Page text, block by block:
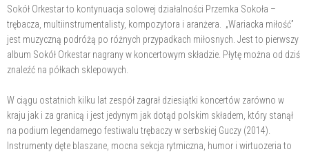
Sokół Orkestar to kontynuacja solowej działalności Przemka Sokoła –
trębacza, multiinstrumentalisty, kompozytora i aranżera. „Wariacka miłość”
jest muzyczną podróżą po różnych przypadkach miłosnych. Jest to pierwszy
album Sokół Orkestar nagrany w koncertowym składzie. Płytę można od dziś
znaleźć na półkach sklepowych.
W ciągu ostatnich kilku lat zespół zagrał dziesiątki koncertów zarówno w
kraju jak i za granicą i jest jedynym jak dotąd polskim składem, który stanął
na podium legendarnego festiwalu trębaczy w serbskiej Guczy (2014).
Instrumenty dęte blaszane, mocna sekcja rytmiczna, humor i wirtuozeria to